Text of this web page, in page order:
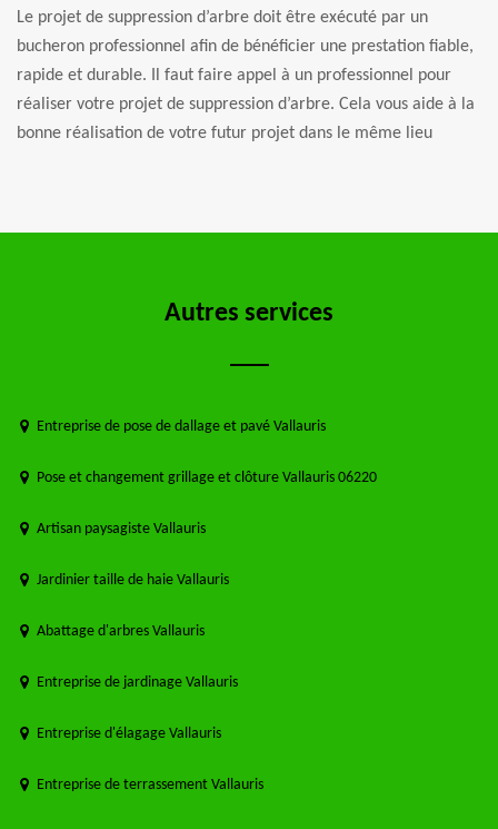
Le projet de suppression d’arbre doit être exécuté par un
bucheron professionnel afin de bénéficier une prestation fiable,
rapide et durable. Il faut faire appel à un professionnel pour
réaliser votre projet de suppression d’arbre. Cela vous aide à la
bonne réalisation de votre futur projet dans le même lieu
Autres services
Entreprise de pose de dallage et pavé Vallauris
Pose et changement grillage et clôture Vallauris 06220
Artisan paysagiste Vallauris
Jardinier taille de haie Vallauris
Abattage d'arbres Vallauris
Entreprise de jardinage Vallauris
Entreprise d'élagage Vallauris
Entreprise de terrassement Vallauris